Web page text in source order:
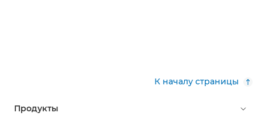
К началу страницы
Продукты